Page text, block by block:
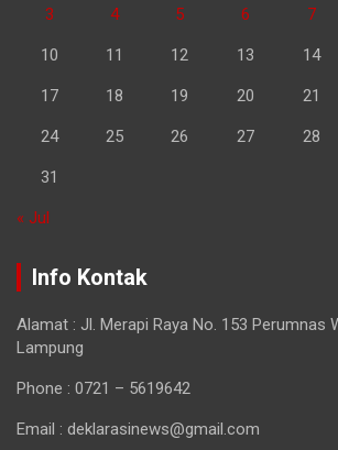
3 4 5 6 7
10 11 12 13 14
17 18 19 20 21
24 25 26 27 28
31
« Jul
Info Kontak
Alamat : Jl. Merapi Raya No. 153 Perumnas
Lampung
Phone : 0721 – 5619642
Email : deklarasinews@gmail.com